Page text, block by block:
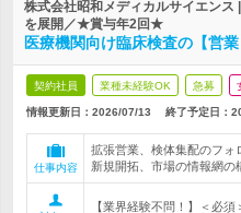
株式会社昭和メディカルサイエン
を展開／★賞与年2回★
医療機関向け臨床検査の【営
契約社員 業種未経験OK 急募
情報更新日：2026/07/13 終了予定日：
仕事内容
拡張営業、検体集配のフォ
新規開拓、市場の情報網の
【業界経験不問！】＜必